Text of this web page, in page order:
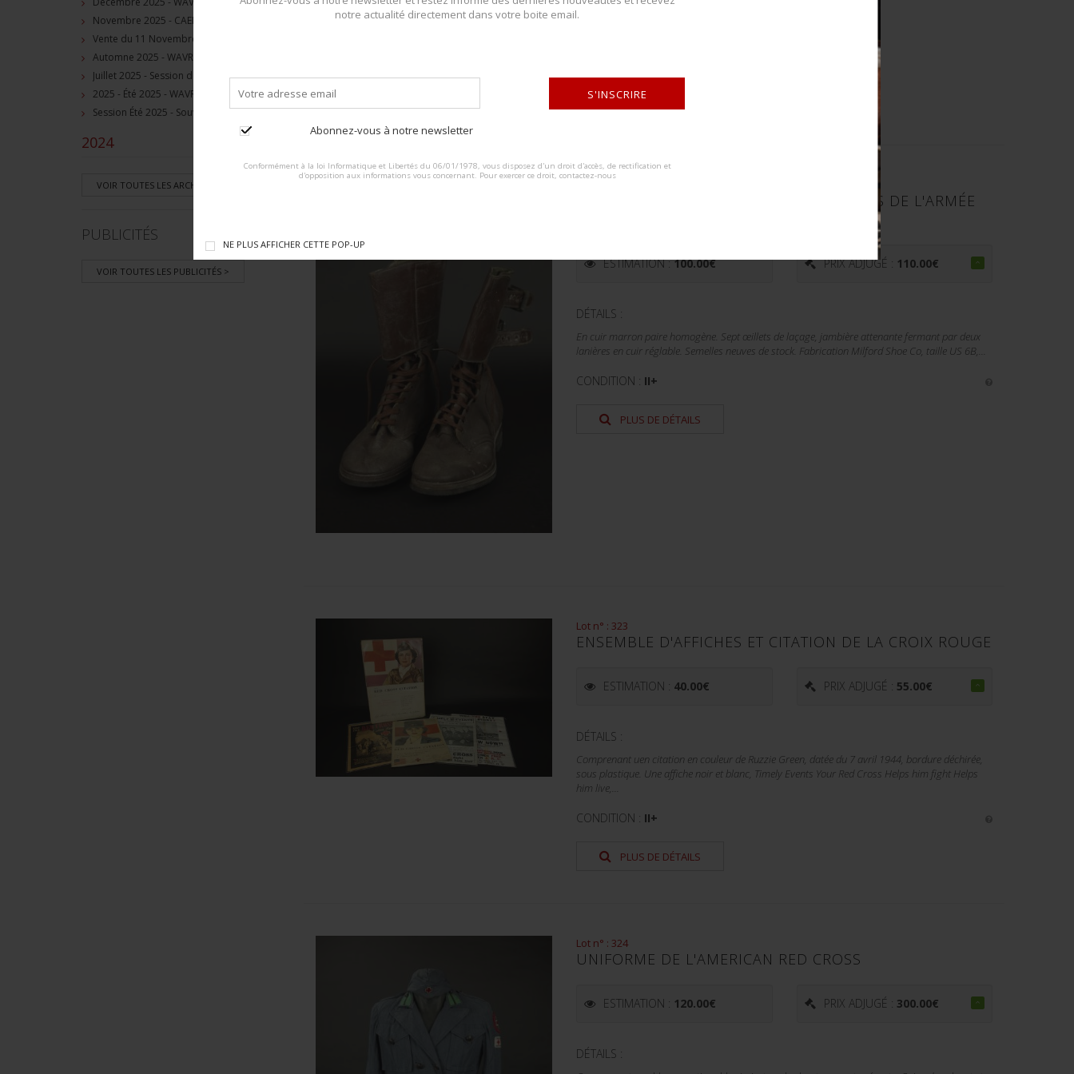
notre actualité directement dans votre boite email.
Abonnez-vous à notre newsletter
S'INSCRIRE
Conformément à la loi Informatique et Libertés du 06/01/1978, vous disposez d'un droit d'accès, de rectification et
d'opposition aux informations vous concernant. Pour exercer ce droit, contactez-nous
NE PLUS AFFICHER CETTE POP-UP
BUCKLE BOOTS DES AUXILIAIES FÉMININS DE L'ARMÉE
ESTIMATION :100.00€ PRIX ADJUGÉ : 110.00€
DÉTAILS :
En cuir marron paire homogène. Sept œillets de laçage, jambière attenante fermant par deux
lanières en cuir réglable. Semelles neuves de stock. Fabrication Milford Shoe Co, taille US 6B,...
CONDITION : II+
PLUS DE DÉTAILS
Lot n° : 323
ENSEMBLE D'AFFICHES ET CITATION DE LA CROIX ROUGE
ESTIMATION : 40.00€ PRIX ADJUGÉ : 55.00€
DÉTAILS :
Comprenant uen citation en couleur de Ruzzie Green, datée du 7 avril 1944, bordure déchirée,
sous plastique. Une affiche noir et blanc, Timely Events Your Red Cross Helps him fight Helps
him live,...
CONDITION : II+
PLUS DE DÉTAILS
Lot n° : 324
UNIFORME DE L'AMERICAN RED CROSS
ESTIMATION : 120.00€ PRIX ADJUGÉ : 300.00€
DÉTAILS :
Juillet 2025 - Session de vente d'objets militaire et historiques, Wavre, BE
2025 - Été 2025 - WAVRE, BE - Session de vente d'objets militaire et souvenirs historiques
Session Été 2025 - Souvenirs historiques et militaires
2024
VOIR TOUTES LES ARCHIVES >
PUBLICITÉS
VOIR TOUTES LES PUBLICITÉS >